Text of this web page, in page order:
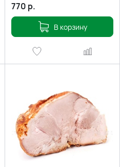
770 р.
В корзину